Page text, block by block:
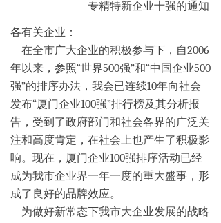
专精特新企业十强的通知
各有关企业：
在全市广大企业的积极参与下，自2006
年以来，参照“世界500强”和“中国企业500
强”的排序办法，我会已连续10年向社会
发布“厦门企业100强”排行榜及其分析报
告，受到了政府部门和社会各界的广泛关
注和高度肯定，在社会上也产生了积极影
响。现在，厦门企业100强排序活动已经
成为我市企业界一年一度的重大盛事，形
成了良好的品牌效应。
为做好新常态下我市大企业发展的战略